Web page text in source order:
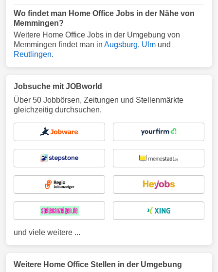
Wo findet man Home Office Jobs in der Nähe von
Memmingen?
Weitere Home Office Jobs in der Umgebung von
Memmingen findet man in Augsburg, Ulm und
Reutlingen.
Jobsuche mit JOBworld
Über 50 Jobbörsen, Zeitungen und Stellenmärkte
gleichzeitig durchsuchen.
und viele weitere ...
Weitere Home Office Stellen in der Umgebung